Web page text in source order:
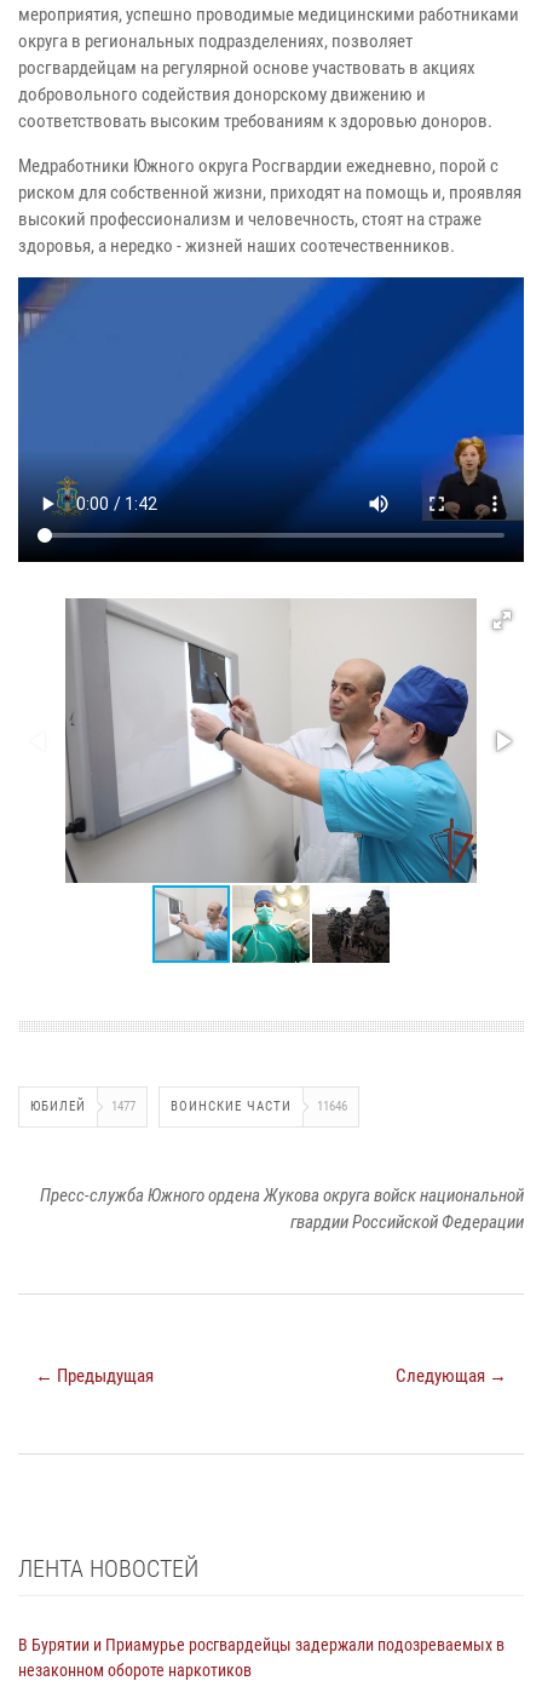
мероприятия, успешно проводимые медицинскими работниками
округа в региональных подразделениях, позволяет
росгвардейцам на регулярной основе участвовать в акциях
добровольного содействия донорскому движению и
соответствовать высоким требованиям к здоровью доноров.
Медработники Южного округа Росгвардии ежедневно, порой с
риском для собственной жизни, приходят на помощь и, проявляя
высокий профессионализм и человечность, стоят на страже
здоровья, а нередко - жизней наших соотечественников.
ЮБИЛЕЙ 1477 ВОИНСКИЕ ЧАСТИ 11646
Пресс-служба Южного ордена Жукова округа войск национальной
гвардии Российской Федерации
← Предыдущая Следующая →
ЛЕНТА НОВОСТЕЙ
В Бурятии и Приамурье росгвардейцы задержали подозреваемых в
незаконном обороте наркотиков